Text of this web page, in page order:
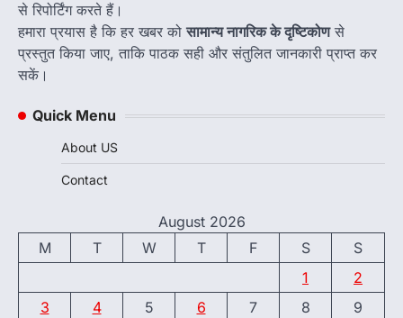
से रिपोर्टिंग करते हैं।
हमारा प्रयास है कि हर खबर कोसामान्य नागरिक के दृष्टिकोणसे
प्रस्तुत किया जाए, ताकि पाठक सही और संतुलित जानकारी प्राप्त कर
सकें।
Quick Menu
About US
Contact
August 2026
M
T W T F S
S
1
2
3
4 5 6 7 8
9